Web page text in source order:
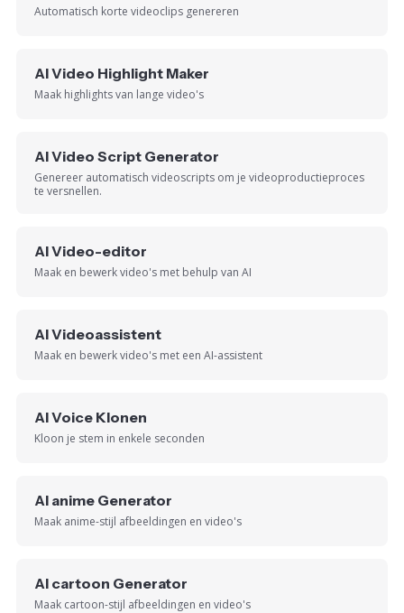
Automatisch korte videoclips genereren
AI Video Highlight Maker
Maak highlights van lange video's
AI Video Script Generator
Genereer automatisch videoscripts om je videoproductieproces
te versnellen.
AI Video-editor
Maak en bewerk video's met behulp van AI
AI Videoassistent
Maak en bewerk video's met een AI-assistent
AI Voice Klonen
Kloon je stem in enkele seconden
AI anime Generator
Maak anime-stijl afbeeldingen en video's
AI cartoon Generator
Maak cartoon-stijl afbeeldingen en video's